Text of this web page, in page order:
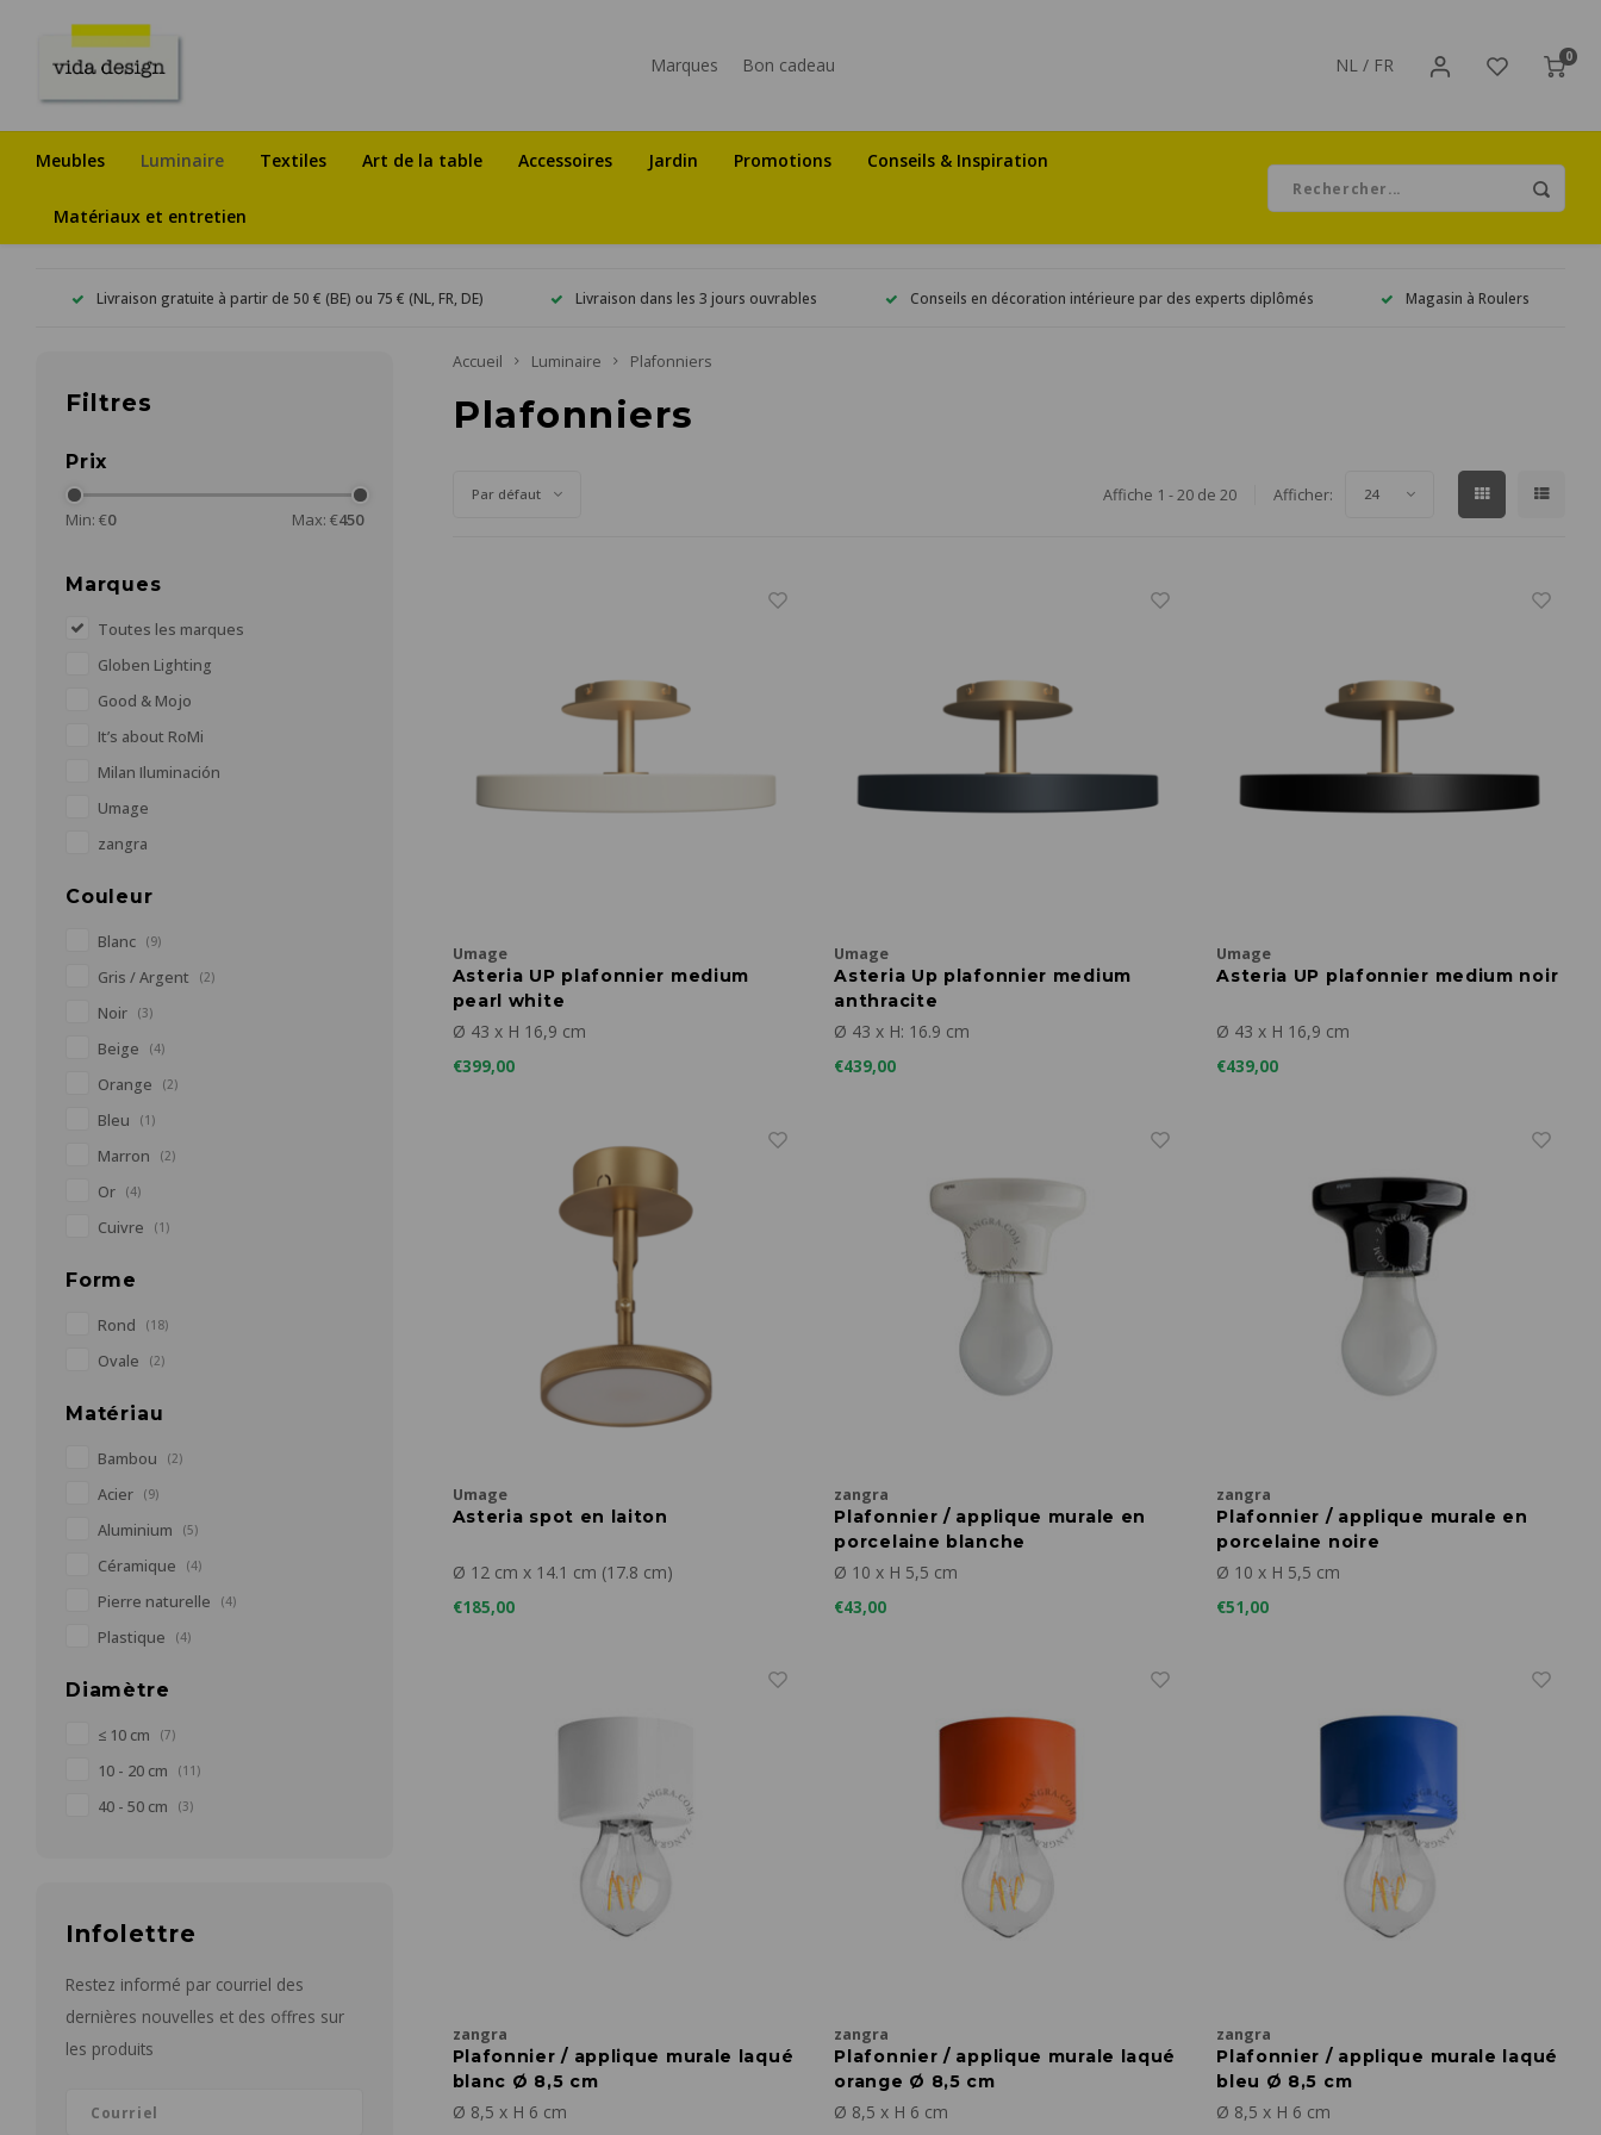
Marques Bon cadeau NL / FR 0
Meubles Luminaire Textiles Art de la table Accessoires Jardin Promotions Conseils & Inspiration
Matériaux et entretien
Livraison gratuite à partir de 50 € (BE) ou 75 € (NL, FR, DE) Livraison dans les 3 jours ouvrables Conseils en décoration intérieure par des experts diplômés Magasin à Roulers
Filtres
Prix
Min: €0 Max: €450
Marques
Toutes les marques
Globen Lighting
Good & Mojo
It’s about RoMi
Milan Iluminación
Umage
zangra
Couleur
Blanc (9)
Gris / Argent (2)
Noir (3)
Beige (4)
Orange (2)
Bleu (1)
Marron (2)
Or (4)
Cuivre (1)
Forme
Rond (18)
Ovale (2)
Matériau
Bambou (2)
Acier (9)
Aluminium (5)
Céramique (4)
Pierre naturelle (4)
Plastique (4)
Diamètre
≤ 10 cm (7)
10 - 20 cm (11)
40 - 50 cm (3)
Infolettre
Restez informé par courriel des
dernières nouvelles et des offres sur
les produits
Accueil Luminaire Plafonniers
Plafonniers
Par défaut Affiche 1 - 20 de 20 Afficher: 24
Umage
Asteria UP plafonnier medium
pearl white
Ø 43 x H 16,9 cm
€399,00
Umage
Asteria Up plafonnier medium
anthracite
Ø 43 x H: 16.9 cm
€439,00
Umage
Asteria UP plafonnier medium noir
Ø 43 x H 16,9 cm
€439,00
Umage
Asteria spot en laiton
Ø 12 cm x 14.1 cm (17.8 cm)
€185,00
zangra
Plafonnier / applique murale en
porcelaine blanche
Ø 10 x H 5,5 cm
€43,00
zangra
Plafonnier / applique murale en
porcelaine noire
Ø 10 x H 5,5 cm
€51,00
zangra
Plafonnier / applique murale laqué
blanc Ø 8,5 cm
Ø 8,5 x H 6 cm
zangra
Plafonnier / applique murale laqué
orange Ø 8,5 cm
Ø 8,5 x H 6 cm
zangra
Plafonnier / applique murale laqué
bleu Ø 8,5 cm
Ø 8,5 x H 6 cm